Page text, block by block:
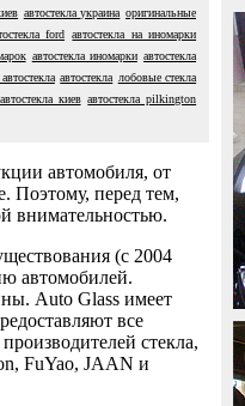
автостекла украина оригинальные
ford автостекла на иномарки
автостекла иномарки автостекла
автостекла лобовые стекла
киев автостекла pilkington
автомобиля, от
Поэтому, перед тем,
внимательностью.
(с 2004
автомобилей.
Auto Glass имеет
все
стекла,
FuYao, JAAN и